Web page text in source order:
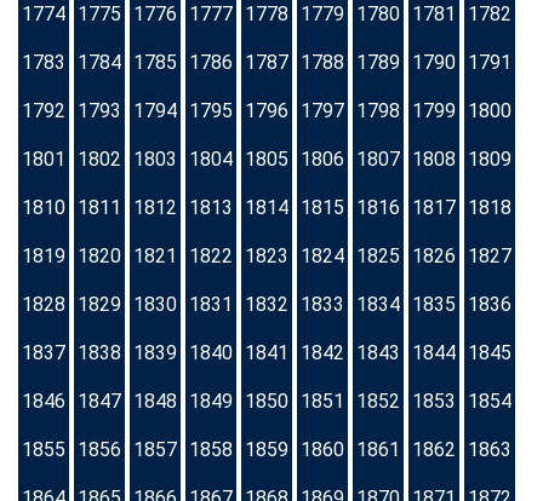
1774 1775 1776 1777 1778 1779 1780 1781 1782
1783 1784 1785 1786 1787 1788 1789 1790 1791
1792 1793 1794 1795 1796 1797 1798 1799 1800
1801 1802 1803 1804 1805 1806 1807 1808 1809
1810 1811 1812 1813 1814 1815 1816 1817 1818
1819 1820 1821 1822 1823 1824 1825 1826 1827
1828 1829 1830 1831 1832 1833 1834 1835 1836
1837 1838 1839 1840 1841 1842 1843 1844 1845
1846 1847 1848 1849 1850 1851 1852 1853 1854
1855 1856 1857 1858 1859 1860 1861 1862 1863